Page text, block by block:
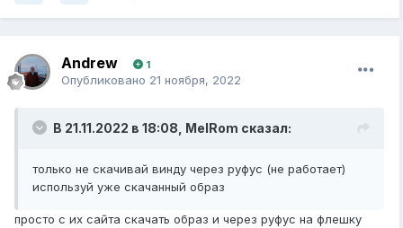
Andrew 1
Опубликовано 21 ноября, 2022
В 21.11.2022 в 18:08, MelRom сказал:
только не скачивай винду через руфус (не работает)
используй уже скачанный образ
просто с их сайта скачать образ и через руфус на флешку